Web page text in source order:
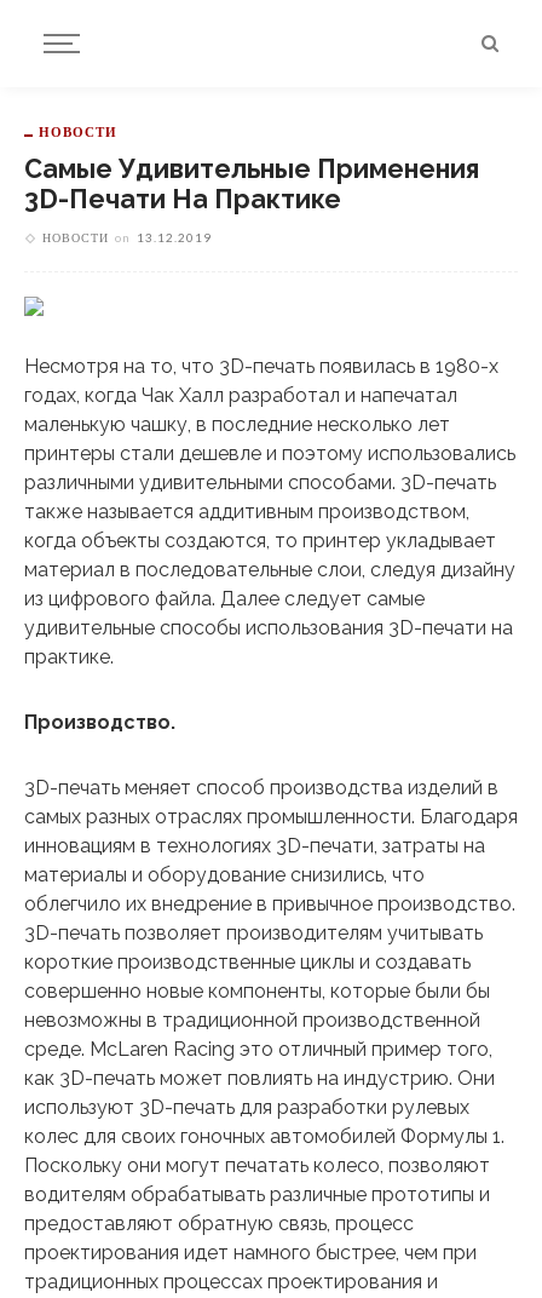
НОВОСТИ
Самые Удивительные Применения
3D-Печати На Практике
НОВОСТИ on 13.12.2019
Несмотря на то, что 3D-печать появилась в 1980-х
годах, когда Чак Халл разработал и напечатал
маленькую чашку, в последние несколько лет
принтеры стали дешевле и поэтому использовались
различными удивительными способами. 3D-печать
также называется аддитивным производством,
когда объекты создаются, то принтер укладывает
материал в последовательные слои, следуя дизайну
из цифрового файла. Далее следует самые
удивительные способы использования 3D-печати на
практике.
Производство.
3D-печать меняет способ производства изделий в
самых разных отраслях промышленности. Благодаря
инновациям в технологиях 3D-печати, затраты на
материалы и оборудование снизились, что
облегчило их внедрение в привычное производство.
3D-печать позволяет производителям учитывать
короткие производственные циклы и создавать
совершенно новые компоненты, которые были бы
невозможны в традиционной производственной
среде. McLaren Racing это отличный пример того,
как 3D-печать может повлиять на индустрию. Они
используют 3D-печать для разработки рулевых
колес для своих гоночных автомобилей Формулы 1.
Поскольку они могут печатать колесо, позволяют
водителям обрабатывать различные прототипы и
предоставляют обратную связь, процесс
проектирования идет намного быстрее, чем при
традиционных процессах проектирования и